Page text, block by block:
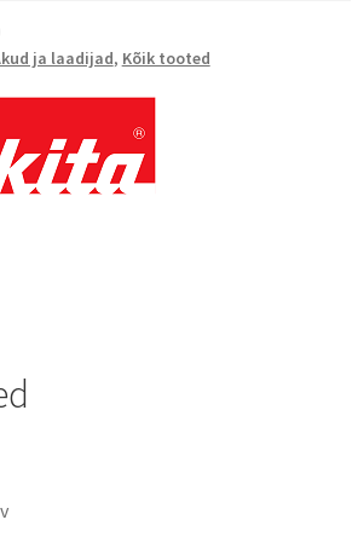
ja laadijad, Kõik tooted